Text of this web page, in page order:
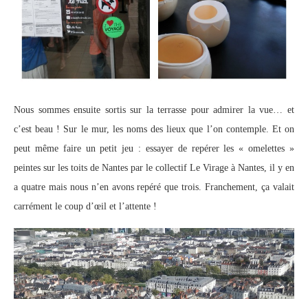
Nous sommes ensuite sortis sur la terrasse pour admirer la vue… et
c’est beau ! Sur le mur, les noms des lieux que l’on contemple. Et on
peut même faire un petit jeu : essayer de repérer les « omelettes »
peintes sur les toits de Nantes par le collectif Le Virage à Nantes, il y en
a quatre mais nous n’en avons repéré que trois. Franchement, ça valait
carrément le coup d’œil et l’attente !